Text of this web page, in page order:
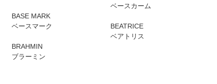
ベースカーム
BASE MARK
ベースマーク
BEATRICE
ベアトリス
BRAHMIN
ブラーミン